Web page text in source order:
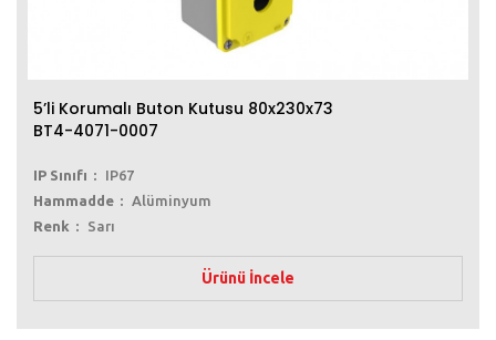
5’li Korumalı Buton Kutusu 80x230x73
BT4-4071-0007
IP Sınıfı
IP67
Hammadde
Alüminyum
Renk
Sarı
Ürünü İncele